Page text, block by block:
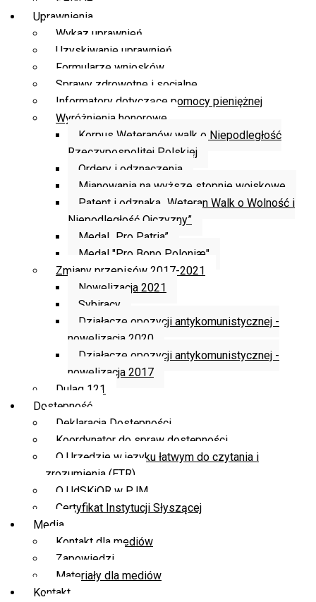
Uprawnienia
Wykaz uprawnień
Uzyskiwanie uprawnień
Formularze wniosków
Sprawy zdrowotne i socjalne
Informatory dotyczące pomocy pieniężnej
Wyróżnienia honorowe
Korpus Weteranów walk o Niepodległość
Rzeczypospolitej Polskiej
Ordery i odznaczenia
Mianowania na wyższe stopnie wojskowe
Patent i odznaka „Weteran Walk o Wolność i
Niepodległość Ojczyzny”
Medal „Pro Patria”
Medal "Pro Bono Poloniæ"
Zmiany przepisów 2017-2021
Nowelizacja 2021
Sybiracy
Działacze opozycji antykomunistycznej -
nowelizacja 2020
Działacze opozycji antykomunistycznej -
nowelizacja 2017
Dulag 121
Dostępność
Deklaracja Dostępności
Koordynator do spraw dostępności
O Urzędzie w języku łatwym do czytania i
zrozumienia (ETR)
O UdSKiOR w PJM
Certyfikat Instytucji Słyszącej
Media
Kontakt dla mediów
Zapowiedzi
Materiały dla mediów
Kontakt